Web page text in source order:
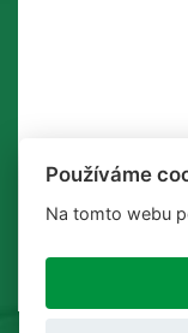
Používáme
Na tomto webu